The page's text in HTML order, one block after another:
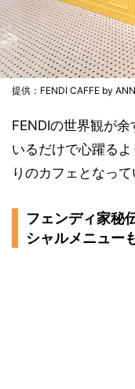
提供：FENDI CAFFE by
FENDIの世界観が
いるだけで心躍る
りのカフェとなって
フェンディ家秘
シャルメニュー